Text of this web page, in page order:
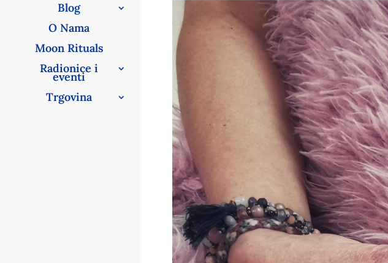
Blog
O Nama
Moon Rituals
Radionice i
eventi
Trgovina